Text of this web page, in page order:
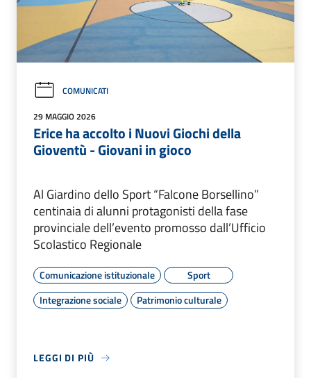
COMUNICATI
29 MAGGIO 2026
Erice ha accolto i Nuovi Giochi della
Gioventù - Giovani in gioco
Al Giardino dello Sport “Falcone Borsellino”
centinaia di alunni protagonisti della fase
provinciale dell’evento promosso dall’Ufficio
Scolastico Regionale
Comunicazione istituzionale
Sport
Integrazione sociale
Patrimonio culturale
LEGGI DI PIÙ